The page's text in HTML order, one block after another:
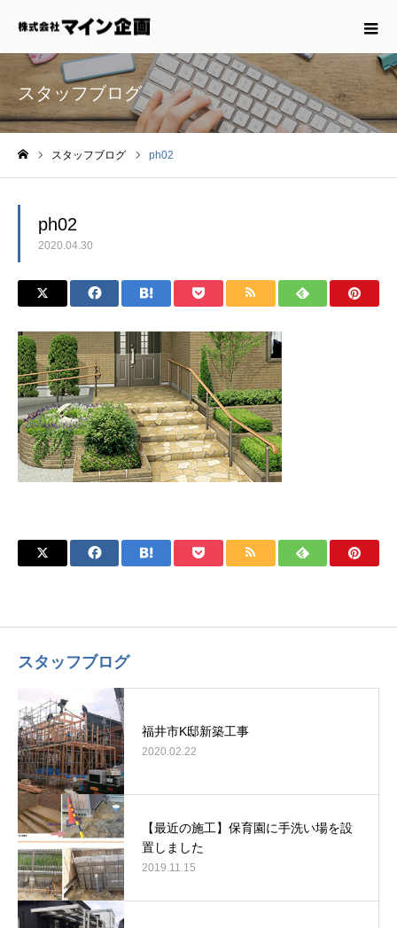
スタッフブログ
スタッフブログ ph02
ph02
2020.04.30
スタッフブログ
福井市K邸新築工事
2020.02.22
【最近の施工】保育園に手洗い場を設
置しました
2019.11.15